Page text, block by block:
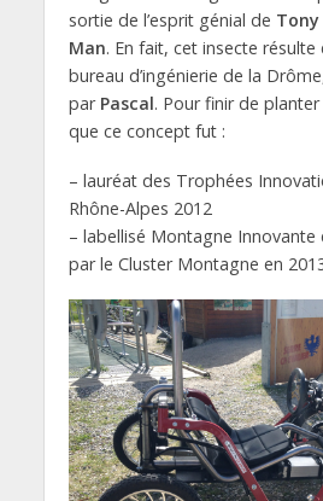
sortie de l’esprit génial de
Man. En fait, cet insecte résulte
bureau d’ingénierie de la
par Pascal. Pour finir de
que ce concept fut :
– lauréat des Trophées
Rhône-Alpes 2012
– labellisé Montagne Innovante
par le Cluster Montagne en